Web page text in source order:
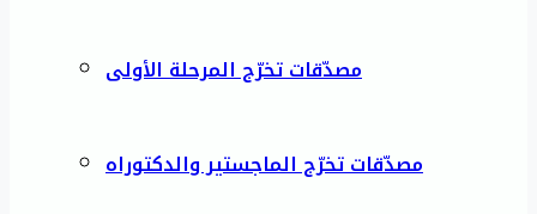
مصدّقات تخرّج المرحلة الأولى
مصدّقات تخرّج الماجستير والدكتوراه